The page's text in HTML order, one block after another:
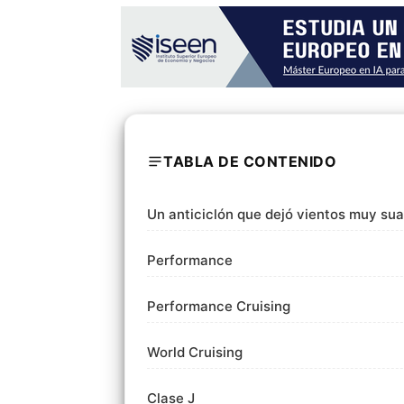
TABLA DE CONTENIDO
Un anticiclón que dejó vientos muy
Performance
Performance Cruising
World Cruising
Clase J